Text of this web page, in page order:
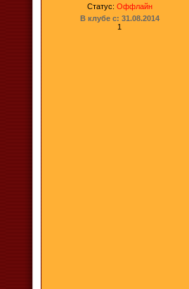
Статус: Оффлайн
В клубе с: 31.08.2014
1